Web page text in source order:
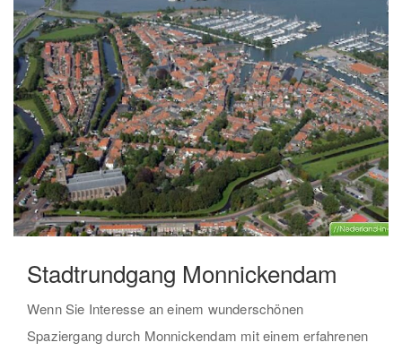
Stadtrundgang Monnickendam
Wenn Sie Interesse an einem wunderschönen
Spaziergang durch Monnickendam mit einem erfahrenen